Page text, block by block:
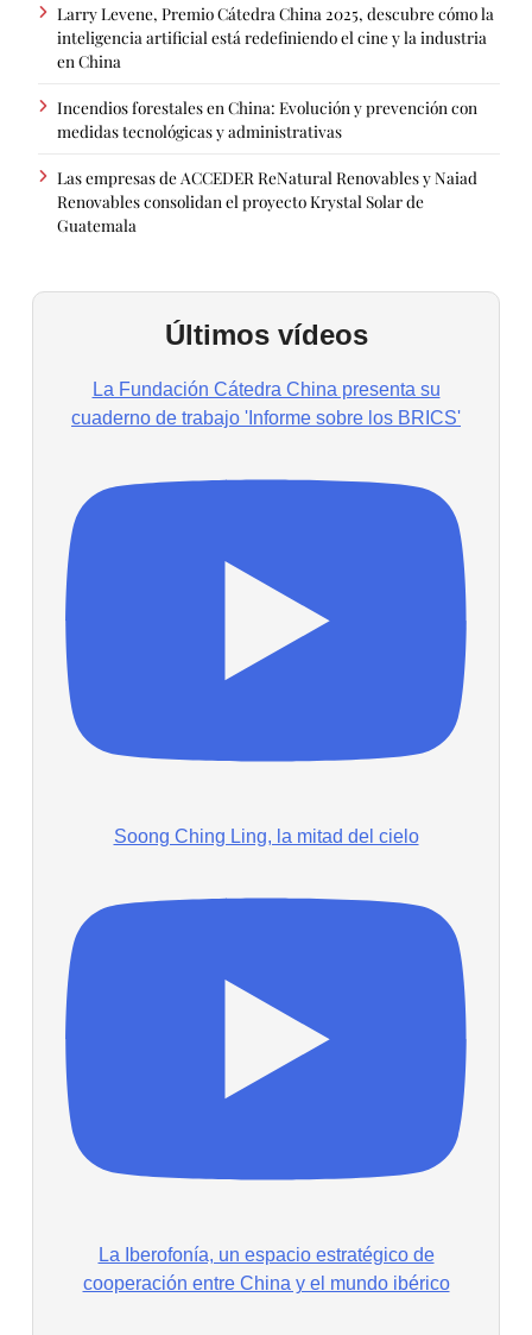
Larry Levene, Premio Cátedra China 2025, descubre cómo la
inteligencia artificial está redefiniendo el cine y la industria
en China
Incendios forestales en China: Evolución y prevención con
medidas tecnológicas y administrativas
Las empresas de ACCEDER ReNatural Renovables y Naiad
Renovables consolidan el proyecto Krystal Solar de
Guatemala
Últimos vídeos
La Fundación Cátedra China presenta su
cuaderno de trabajo 'Informe sobre los BRICS'
Soong Ching Ling, la mitad del cielo
La Iberofonía, un espacio estratégico de
cooperación entre China y el mundo ibérico